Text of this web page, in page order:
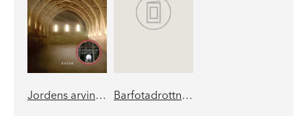
Jordens arvingar Barfotadrottningen